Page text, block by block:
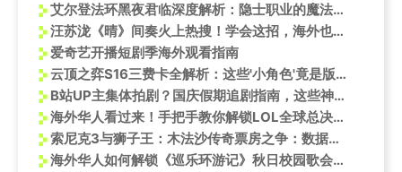
艾尔登法环黑夜君临深度解析：隐士职业的魔法奥秘与战斗艺术
汪苏泷《晴》间奏火上热搜！学会这招，海外也能丝滑循环“神级旋律”
爱奇艺开播短剧季海外观看指南
云顶之弈S16三费卡全解析：这些'小角色'竟是版本隐藏答案！
B站UP主集体拍剧？国庆假期追剧指南，这些神作让你笑出腹肌！
海外华人看过来！手把手教你解锁LOL全球总决赛新版本
索尼克3与狮子王：木法沙传奇票房之争：数据争议下的真相
海外华人如何解锁《巡乐环游记》秋日校园歌会？3个技巧解决地区限制